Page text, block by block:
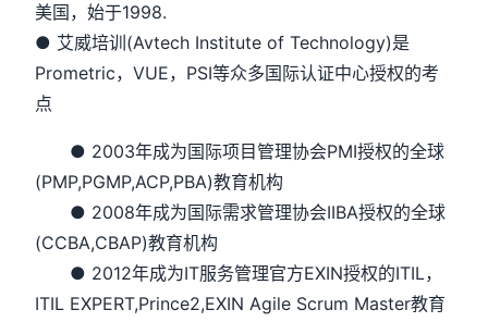
美国，始于1998.
● 艾威培训(Avtech Institute of Technology)是
Prometric，VUE，PSI等众多国际认证中心授权的考
点
● 2003年成为国际项目管理协会PMI授权的全球
(PMP,PGMP,ACP,PBA)教育机构
● 2008年成为国际需求管理协会IIBA授权的全球
(CCBA,CBAP)教育机构
● 2012年成为IT服务管理官方EXIN授权的ITIL，
ITIL EXPERT,Prince2,EXIN Agile Scrum Master教育